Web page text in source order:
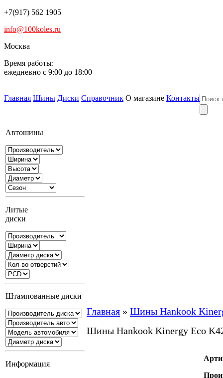
+7(917) 562 1905
info@100koles.ru
Москва
Время работы:
ежедневно с 9:00 до 18:00
Главная Шины Диски Справочник О магазине Контакты
Автошины
Литые
диски
Штампованные диски
Информация
Главная » Шины Hankook
Шины Hankook Kinergy Eco